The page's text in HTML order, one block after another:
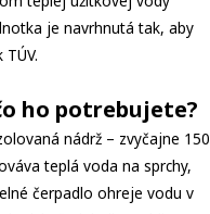
je navrhnutá tak, aby
ho potrebujete?
nádrž – zvyčajne 150
teplá voda na sprchy,
čerpadlo ohreje vodu v